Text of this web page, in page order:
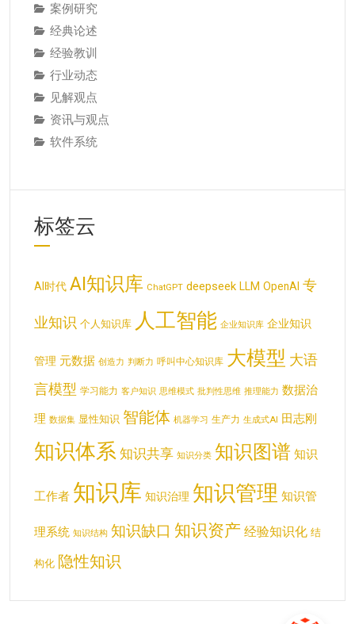
案例研究
经典论述
经验教训
行业动态
见解观点
资讯与观点
软件系统
标签云
AI时代 AI知识库 ChatGPT deepseek LLM OpenAI 专
业知识 个人知识库 人工智能 企业知识库 企业知识
管理 元数据 创造力 判断力 呼叫中心知识库 大模型 大语
言模型 学习能力 客户知识 思维模式 批判性思维 推理能力 数据治
理 数据集 显性知识 智能体 机器学习 生产力 生成式AI 田志刚
知识体系 知识共享 知识分类 知识图谱 知识
工作者 知识库 知识治理 知识管理 知识管
理系统 知识结构 知识缺口 知识资产 经验知识化 结
构化 隐性知识